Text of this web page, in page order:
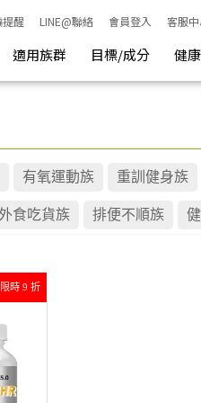
醒 LINE@聯絡 會員登入 客服
適用族群 目標/成分 健
有氧運動族 重訓健身族
食吃貨族 排便不順族
限時 9 折